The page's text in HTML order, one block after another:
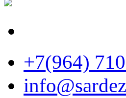
+7(964)